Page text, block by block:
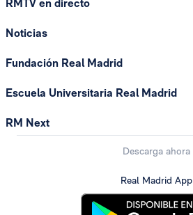
RMTV en directo
Noticias
Fundación Real Madrid
Escuela Universitaria Real Madrid
RM Next
Descarga ahora
Real Madrid App